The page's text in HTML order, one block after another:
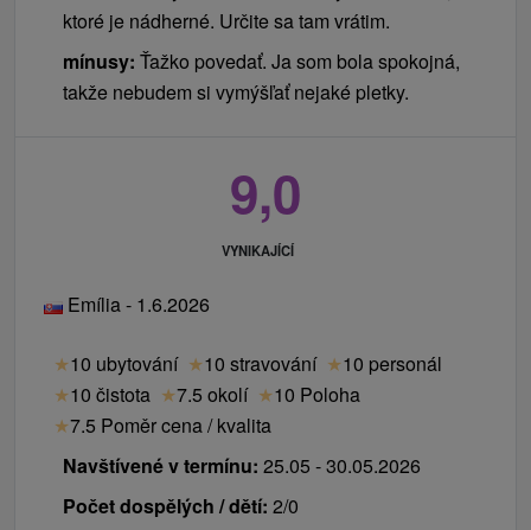
ktoré je nádherné. Určite sa tam vrátim.
mínusy: Ťažko povedať. Ja som bola spokojná,
takže nebudem si vymýšľať nejaké pletky.
9,0
VYNIKAJÍCÍ
Emília - 1.6.2026
★10 ubytování ★10 stravování ★10 personál
★10 čistota ★7.5 okolí ★10 Poloha
★7.5 Poměr cena / kvalita
Navštívené v termínu: 25.05 - 30.05.2026
Počet dospělých / dětí: 2/0